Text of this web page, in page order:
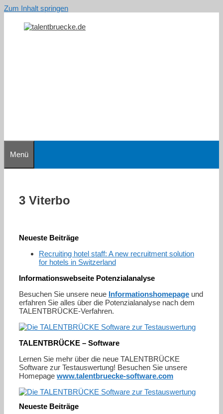
Zum Inhalt springen
Menü
3 Viterbo
Neueste Beiträge
Recruiting hotel staff: A new recruitment solution
for hotels in Switzerland
Informationswebseite Potenzialanalyse
Besuchen Sie unsere neue Informationshomepage und
erfahren Sie alles über die Potenzialanalyse nach dem
TALENTBRÜCKE-Verfahren.
TALENTBRÜCKE – Software
Lernen Sie mehr über die neue TALENTBRÜCKE
Software zur Testauswertung! Besuchen Sie unsere
Homepage www.talentbruecke-software.com
Neueste Beiträge